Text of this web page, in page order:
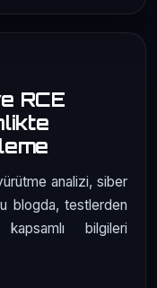
RCE
analizi, siber
blogda, testlerden
bilgileri